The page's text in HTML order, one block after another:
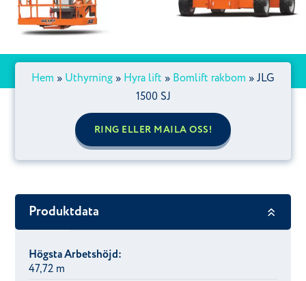
Hem » Uthyrning » Hyra lift » Bomlift rakbom »JLG
1500 SJ
RING ELLER MAILA OSS!
Produktdata
Högsta Arbetshöjd:
47,72 m